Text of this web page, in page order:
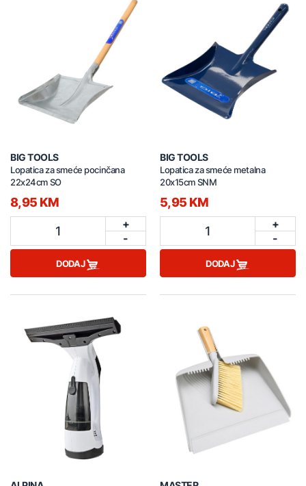
BIG TOOLS
Lopatica za smeće pocinčana
22x24cm SO
8,95 KM
1
+
-
DODAJ
BIG TOOLS
Lopatica za smeće metalna
20x15cm SNM
5,95 KM
1
+
-
DODAJ